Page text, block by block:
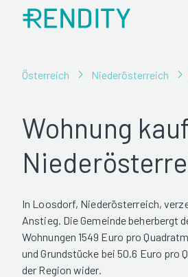
Österreich Niederösterreich
Wohnung
In Loosdorf, Niederösterreich,
Anstieg. Die Gemeinde beherbergt
Wohnungen 1549 Euro pro
und Grundstücke bei 50.6 Euro
der Region wider.